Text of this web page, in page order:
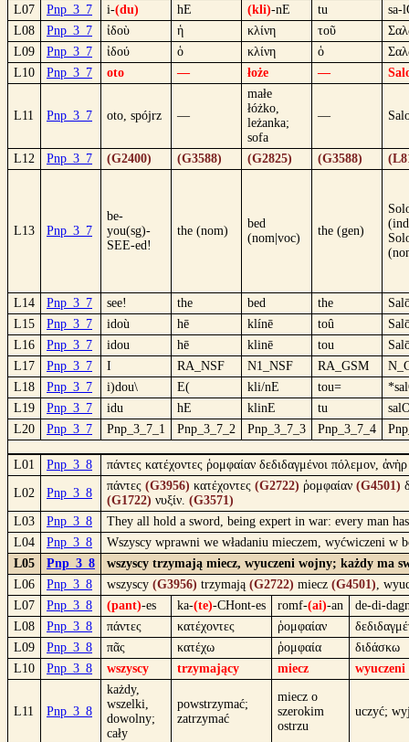
L07
Pnp_3_7 i-(du) hE (kli)-nE tu
sa-
L08
Pnp_3_7 ἰδοὺ ἡ κλίνη τοῦ
L09
Pnp_3_7 ἰδού ὁ κλίνη ὁ
L10
Pnp_3_7 oto — łoże —
L11 Pnp_3_7 oto, spójrz —
małe
łóżko,
leżanka;
sofa
—
L12 Pnp_3_7 (G2400) (G3588) (G2825) (G3588)
L13 Pnp_3_7
be-
you(sg)-
SEE-ed!
the (nom)
bed
(nom|voc)
the (gen)
L14 Pnp_3_7 see! the bed the
L15
Pnp_3_7 idoù hē klínē toû
L16
Pnp_3_7 idou hē klinē tou
L17
Pnp_3_7 I RA_NSF N1_NSF RA_GSM
L18
Pnp_3_7 i)dou\ E( kli/nE tou=
L19
Pnp_3_7 idu hE klinE tu
L20
Pnp_3_7 Pnp_3_7_1 Pnp_3_7_2 Pnp_3_7_3 Pnp_3_7_4
L01 Pnp_3_8 πάντες κατέχοντες ῥομφαίαν δεδιδαγμένοι πόλεμον,
L02 Pnp_3_8
πάντες (G3956) κατέχοντες (G2722) ῥομφαίαν (G4501)
(G1722) νυξίν. (G3571)
L03
Pnp_3_8
They all hold a sword, being expert in war: every man
L04
Pnp_3_8
Wszyscy wprawni we władaniu mieczem, wyćwiczeni w
L05
Pnp_3_8
wszyscy trzymają miecz, wyuczeni wojny; każdy ma
L06
Pnp_3_8 wszyscy (G3956) trzymają (G2722) miecz (G4501),
L07
Pnp_3_8 (pant)-es ka-(te)-CHont-es romf-(ai)-an
de-di-
L08
Pnp_3_8 πάντες κατέχοντες ῥομφαίαν
L09
Pnp_3_8 πᾶς κατέχω ῥομφαία
διδάσκω
L10
Pnp_3_8 wszyscy trzymający miecz wyuczeni
L11 Pnp_3_8
każdy,
wszelki,
dowolny;
cały
powstrzymać;
zatrzymać
miecz o
szerokim
ostrzu
uczyć;